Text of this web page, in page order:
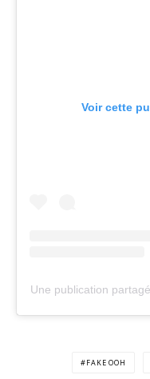
Voir cette
Une publication
FAKE OOH